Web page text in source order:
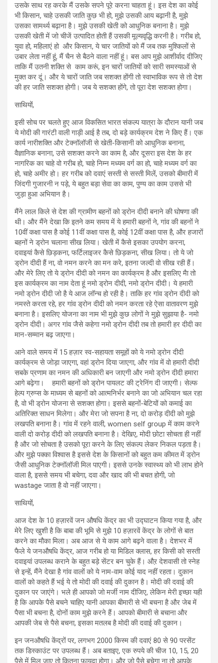
उसके साथ रह करके मैं उसके सपने पूरे करना चाहता हूं। इस देश का कोई
भी किसान, चाहे उसकी जाति कुछ भी हो, मुझे उसकी आय बढ़ानी है, मुझे
उसका सामर्थ्य बढ़ाना है। मुझे उसकी खेती को आधुनिक बनाना है। मुझे
उसकी खेती में जो चीजें उत्‍पादित होती हैं उसकी मूल्‍यवृद्धि करनी है। गरीब हो,
युवा हो, महिलाएं हो और किसान, ये चार जातियों को मैं जब तक मुश्किलों से
उबार लेता नहीं हूं, मैं चैन से बैठने वाला नहीं हूं। बस आप मुझे आशीर्वाद दीजिए
ताकि मैं उतनी शक्ति से काम करूं, इन चारों जातियों को सारी समस्‍याओं से
मुक्‍त कर दूं। और ये चारों जाति जब सशक्‍त होंगी तो स्‍वाभाविक रूप से तो देश
की हर जाति सशक्त होगी। जब ये सशक्त होंगे, तो पूरा देश सशक्त होगा।
साथियों,
इसी सोच पर चलते हुए आज विकसित भारत संकल्प यात्रा के दौरान यानी जब
ये मोदी की गारंटी वाली गाड़ी आई है तब, दो बड़े कार्यक्रम देश ने किए हैं। एक
कार्य नारीशक्ति और टेक्नॉलॉजी से खेती-किसानी को आधुनिक बनाना,
वैज्ञानिक बनाना, उसे सशक्त करने का काम है, और दूसरा इस देश के हर
नागरिक का चाहे वो गरीब हो, चाहे निम्‍न मध्‍यम वर्ग का हो, चाहे मध्‍यम वर्ग का
हो, चाहे अमीर हो। हर गरीब को दवाएं सस्‍ती से सस्‍ती मिलें, उसको बीमारी में
जिंदगी गुजारनी न पड़े, ये बहुत बड़ा सेवा का काम, पुण्‍य का काम उससे भी
जुड़ा हुआ अभियान है।
मैंने लाल किले से देश की ग्रामीण बहनों को ड्रोन दीदी बनाने की घोषणा की
थी। और मैंने देखा कि इतने कम समय में ये हमारी बहनों ने, गांव की बहनों ने
10वीं कक्षा पास है कोई 11वीं कक्षा पास है, कोई 12वीं कक्षा पास है, और हजारों
बहनों ने ड्रोन चलाना सीख लिया। खेती में कैसे इसका उपयोग करना,
दवाइयां कैसे छिड़कना, फर्टिलाइजर कैसे छिड़कना, सीख लिया। तो ये जो
ड्रोन दीदी हैं ना, वो नमन करने का मन करे, इतना जल्‍दी वो सीख रही हैं।
और मेरे लिए तो ये ड्रोन दीदी को नमन का कार्यक्रम है और इसलिए मैा तो
इस कार्यक्रम का नाम देता हूं नमो ड्रोन दीदी, नमो ड्रोन दीदी। ये हमारी
नमो ड्रोन दीदी जो है ये आज लॉन्‍च हो रही है। ताकि हर गांव ड्रोन दीदी को
नमस्‍ते करता रहे, हर गांव ड्रोन दीदी को नमन करता रहे ऐसा वातावरण मुझे
बनाना है। इसलिए योजना का नाम भी मुझे कुछ लोगों ने मुझे सुझाया है- नमो
ड्रोन दीदी। अगर गांव जैसे कहेगा नमो ड्रोन दीदी तब तो हमारी हर दीदी का
मान-सम्‍मान बढ़ जाएगा।
आने वाले समय में 15 हज़ार स्व-सहायता समूहों को ये नमो ड्रोन दीदी
कार्यक्रम से जोड़ा जाएगा, वहां ड्रोन दिया जाएगा, और गांव में वो हमारी दीदी
सबके प्रणाम का नमन की अधिकारी बन जाएगी और नमो ड्रोन दीदी हमारा
आगे बढ़ेगा। हमारी बहनों को ड्रोन पायलट की ट्रेनिंग दी जाएगी। सेल्फ
हेल्प ग्रुप्स के माध्यम से बहनों को आत्मनिर्भर बनाने का जो अभियान चल रहा
है, वो भी ड्रोन योजना से सशक्त होगा। इससे बहनों-बेटियों को कमाई का
अतिरिक्त साधन मिलेगा। और मेरा जो सपना है ना, दो करोड़ दीदी को मुझे
लखपति बनाना है। गांव में रहने वाली, women self group में काम करने
वाली दो करोड़ दीदी को लखपति बनाना है। देखिए, मोदी छोटा सोचता ही नहीं
है और जो सोचता है उसको पूरा करने के लिए संकल्‍प लेकर निकल पड़ता है।
और मुझे पक्का विश्वास है इससे देश के किसानों को बहुत कम कीमत में ड्रोन
जैसी आधुनिक टेक्नॉलॉजी मिल पाएगी। इससे उनके स्‍वास्‍थ्‍य को भी लाभ होने
वाला है, इससे समय भी बचेगा, दवा और खाद की भी बचत होगी, जो
wastage जाता है वो नहीं जाएगा।
साथियों,
आज देश के 10 हज़ारवें जन औषधि केंद्र का भी उद्घाटन किया गया है, और
मेरे लिए खुशी है कि बाबा की भूमि से मुझे 10 हज़ारवें केंद्र के लोगों से बात
करने का मौका मिला। अब आज से ये काम आगे बढ़ने वाला है। देशभर में
फैले ये जनऔषधि केंद्र, आज गरीब हो या मिडिल क्लास, हर किसी को सस्ती
दवाइयां उपलब्ध कराने के बहुत बड़े सेंटर बन चुके हैं। औऱ देशवासी तो स्नेह
से इन्हें, मैंने देखा है गांव वालों को ये नाम-वाम कोई याद नहीं रहता। दुकान
वालों को कहते हैं भई ये तो मोदी की दवाई की दुकान है। मोदी की दवाई की
दुकान पर जाएंगे। भले ही आपको जो मर्जी नाम दीजिए, लेकिन मेरी इच्‍छा यही
है कि आपके पैसे बचने चाहिए यानी आपका बीमारी से भी बचना है और जेब में
पैसा भी बचना है, दोनों काम मुझे करने हैं। आपको बीमारी से बचाना और
आपकी जेब से पैसे बचना, इसका मतलब है मोदी की दवाई की दुकान।
इन जनऔषधि केंद्रों पर, लगभग 2000 किस्म की दवाएं 80 से 90 परसेंट
तक डिस्काउंट पर उपलब्ध हैं। अब बताइए, एक रुपये की चीज 10, 15, 20
पैसे में मिल जाए तो कितना फायदा होगा। और जो पैसे बचेगा ना तो आपके